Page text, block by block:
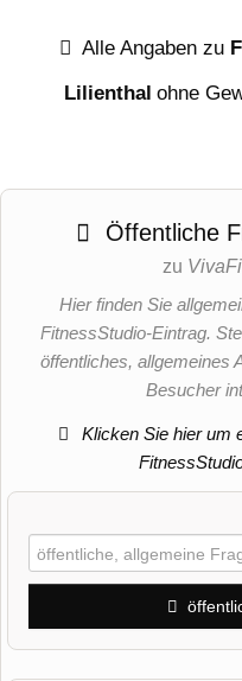
Alle Angaben zu
Lilienthal ohne
Öffentliche
zu
Hier finden Sie
FitnessStudio-Eintrag.
öffentliches, allgemeines
Besucher
Klicken Sie hier um